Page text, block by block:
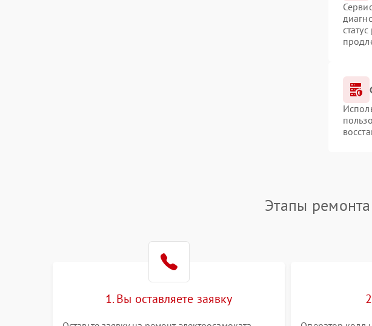
Этапы
1. Вы оставляете заявку